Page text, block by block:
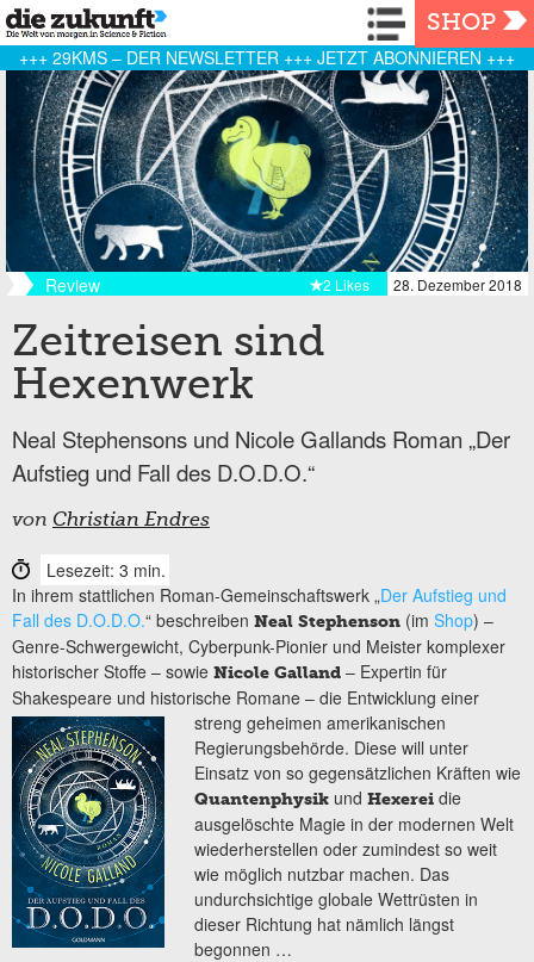
Navigation
SHOP
+++ 29KMS – DER NEWSLETTER +++ JETZT ABONNIEREN +++
Review 28. Dezember 2018
2 Likes
Zeitreisen sind
Hexenwerk
Neal Stephensons und Nicole Gallands Roman „Der
Aufstieg und Fall des D.O.D.O.“
von Christian Endres
Lesezeit: 3 min.
In ihrem stattlichen Roman-Gemeinschaftswerk „Der Aufstieg und
Fall des D.O.D.O.“ beschreiben Neal Stephenson (im Shop) –
Genre-Schwergewicht, Cyberpunk-Pionier und Meister komplexer
historischer Stoffe – sowie Nicole Galland – Expertin für
Shakespeare und historische Romane – die Entwicklung einer
streng geheimen amerikanischen
Regierungsbehörde. Diese will unter
Einsatz von so gegensätzlichen Kräften wie
Quantenphysik undHexerei die
ausgelöschte Magie in der modernen Welt
wiederherstellen oder zumindest so weit
wie möglich nutzbar machen. Das
undurchsichtige globale Wettrüsten in
dieser Richtung hat nämlich längst
begonnen …